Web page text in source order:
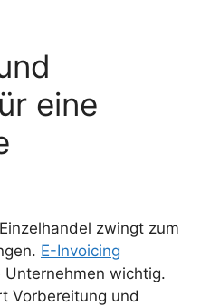
eine
zwingt zum
E-Invoicing
Unternehmen wichtig.
Vorbereitung und